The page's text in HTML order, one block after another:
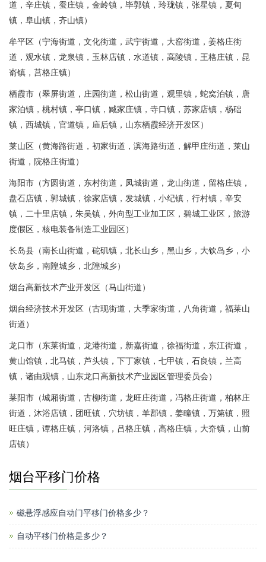
道，辛庄镇，蚕庄镇，金岭镇，毕郭镇，玲珑镇，张星镇，夏甸
镇，阜山镇，齐山镇）
牟平区（宁海街道，文化街道，武宁街道，大窑街道，姜格庄街
道，观水镇，龙泉镇，玉林店镇，水道镇，高陵镇，王格庄镇，昆
嵛镇，莒格庄镇）
栖霞市（翠屏街道，庄园街道，松山街道，观里镇，蛇窝泊镇，唐
家泊镇，桃村镇，亭口镇，臧家庄镇，寺口镇，苏家店镇，杨础
镇，西城镇，官道镇，庙后镇，山东栖霞经济开发区）
莱山区（黄海路街道，初家街道，滨海路街道，解甲庄街道，莱山
街道，院格庄街道）
海阳市（方圆街道，东村街道，凤城街道，龙山街道，留格庄镇，
盘石店镇，郭城镇，徐家店镇，发城镇，小纪镇，行村镇，辛安
镇，二十里店镇，朱吴镇，外向型工业加工区，碧城工业区，旅游
度假区，核电装备制造工业园区）
长岛县（南长山街道，砣矶镇，北长山乡，黑山乡，大钦岛乡，小
钦岛乡，南隍城乡，北隍城乡）
烟台高新技术产业开发区（马山街道）
烟台经济技术开发区（古现街道，大季家街道，八角街道，福莱山
街道）
龙口市（东莱街道，龙港街道，新嘉街道，徐福街道，东江街道，
黄山馆镇，北马镇，芦头镇，下丁家镇，七甲镇，石良镇，兰高
镇，诸由观镇，山东龙口高新技术产业园区管理委员会）
莱阳市（城厢街道，古柳街道，龙旺庄街道，冯格庄街道，柏林庄
街道，沐浴店镇，团旺镇，穴坊镇，羊郡镇，姜疃镇，万第镇，照
旺庄镇，谭格庄镇，河洛镇，吕格庄镇，高格庄镇，大夼镇，山前
店镇）
烟台平移门价格
磁悬浮感应自动门平移门价格多少？
自动平移门价格是多少？